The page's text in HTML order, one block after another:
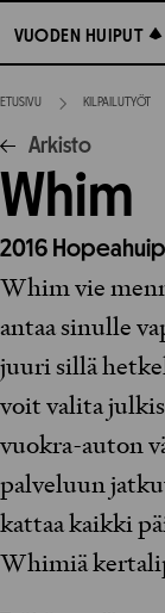
suoraan
sisältöön
VUODEN HUIPUT
VUODEN HUIPUT
ETUSIVU KILPAILUTYÖT
Arkisto
Whim
2016
Whim vie
antaa sinulle
juuri sillä
voit valita
vuokra-auton
palveluun
kattaa kaikki
Whimiä